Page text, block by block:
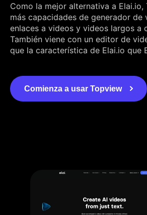
Como la mejor alternativa a
más capacidades de generador
enlaces a videos y videos largos a
También viene con un editor de
que la característica de Elai.io que
Comienza a usar Topview